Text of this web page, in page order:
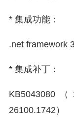
* 集成功能：
.net framework
* 集成补丁：
26100.1742）